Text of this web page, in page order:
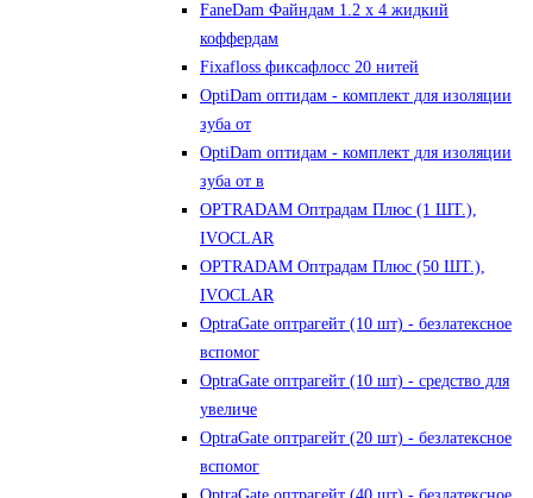
FaneDam Файндам 1.2 х 4 жидкий
коффердам
Fixafloss фиксафлосс 20 нитей
OptiDam оптидам - комплект для изоляции
зуба от
OptiDam оптидам - комплект для изоляции
зуба от в
OPTRADAM Оптрадам Плюс (1 ШТ.),
IVOCLAR
OPTRADAM Оптрадам Плюс (50 ШТ.),
IVOCLAR
OptraGate оптрагейт (10 шт) - безлатексное
вспомог
OptraGate оптрагейт (10 шт) - средство для
увеличе
OptraGate оптрагейт (20 шт) - безлатексное
вспомог